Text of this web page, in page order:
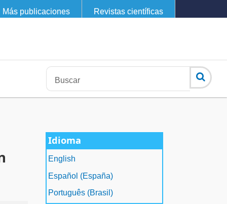
Más publicaciones Revistas científicas
Idioma
English
Español (España)
Português (Brasil)